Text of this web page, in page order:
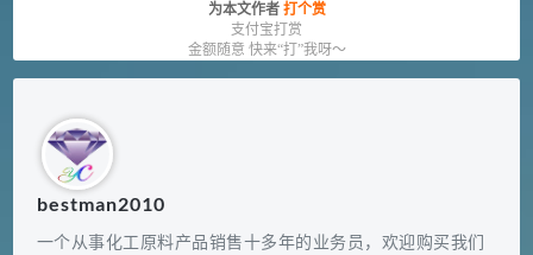
为本文作者 打个赏
支付宝打赏
金额随意 快来“打”我呀～
bestman2010
一个从事化工原料产品销售十多年的业务员，欢迎购买我们